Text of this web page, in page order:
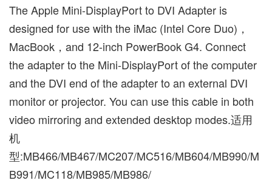
The Apple Mini-DisplayPort to DVI Adapter is
designed for use with the iMac (Intel Core Duo)，
MacBook，and 12-inch PowerBook G4. Connect
the adapter to the Mini-DisplayPort of the computer
and the DVI end of the adapter to an external DVI
monitor or projector. You can use this cable in both
video mirroring and extended desktop modes.适用
机
型:MB466/MB467/MC207/MC516/MB604/MB990/M
B991/MC118/MB985/MB986/